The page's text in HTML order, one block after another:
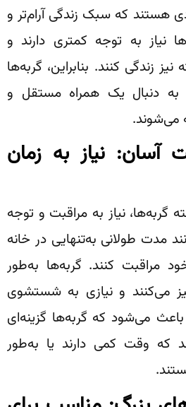
هستند که سبک زندگی آرام‌تر و
نیاز به توجه کمتری دارند و
زندگی کنند. بنابراین، گربه‌ها
به دنبال یک همراه مستقل و
می‌شوند.
آسان: نیاز به زمان
گربه‌ها، نیاز به مراقبت و توجه
مدت طولانی به‌تنهایی در خانه
مراقبت کنند. گربه‌ها به‌طور
می‌کنند و نیازی به شستشوی
باعث می‌شود که گربه‌ها گزینه‌ای
که وقت کمی دارند یا به‌طور